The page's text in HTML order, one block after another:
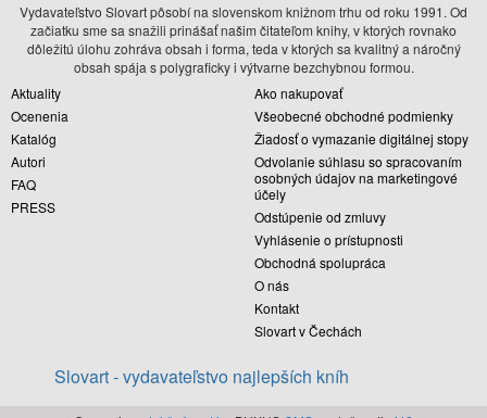
Vydavateľstvo Slovart pôsobí na slovenskom knižnom trhu od roku 1991. Od
začiatku sme sa snažili prinášať našim čitateľom knihy, v ktorých rovnako
dôležitú úlohu zohráva obsah i forma, teda v ktorých sa kvalitný a náročný
obsah spája s polygraficky i výtvarne bezchybnou formou.
Aktuality
Ocenenia
Katalóg
Autori
FAQ
PRESS
Ako nakupovať
Všeobecné obchodné podmienky
Žiadosť o vymazanie digitálnej stopy
Odvolanie súhlasu so spracovaním
osobných údajov na marketingové
účely
Odstúpenie od zmluvy
Vyhlásenie o prístupnosti
Obchodná spolupráca
O nás
Kontakt
Slovart v Čechách
Slovart - vydavateľstvo najlepších kníh